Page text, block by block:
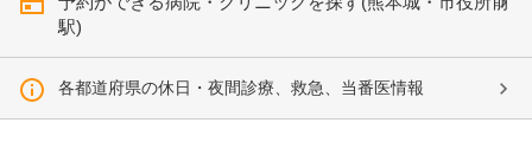
駅)
各都道府県の休日・夜間診療、救急、当番医情報